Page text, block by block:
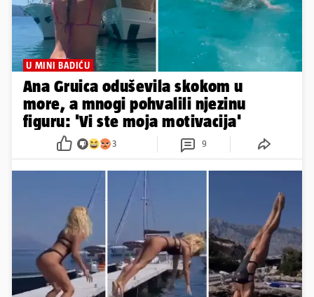
U MINI BADIĆU
Ana Gruica oduševila skokom u
more, a mnogi pohvalili njezinu
figuru: 'Vi ste moja motivacija'
3 9